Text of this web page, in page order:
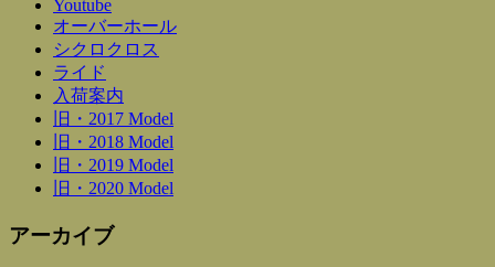
Youtube
オーバーホール
シクロクロス
ライド
入荷案内
旧・2017 Model
旧・2018 Model
旧・2019 Model
旧・2020 Model
アーカイブ